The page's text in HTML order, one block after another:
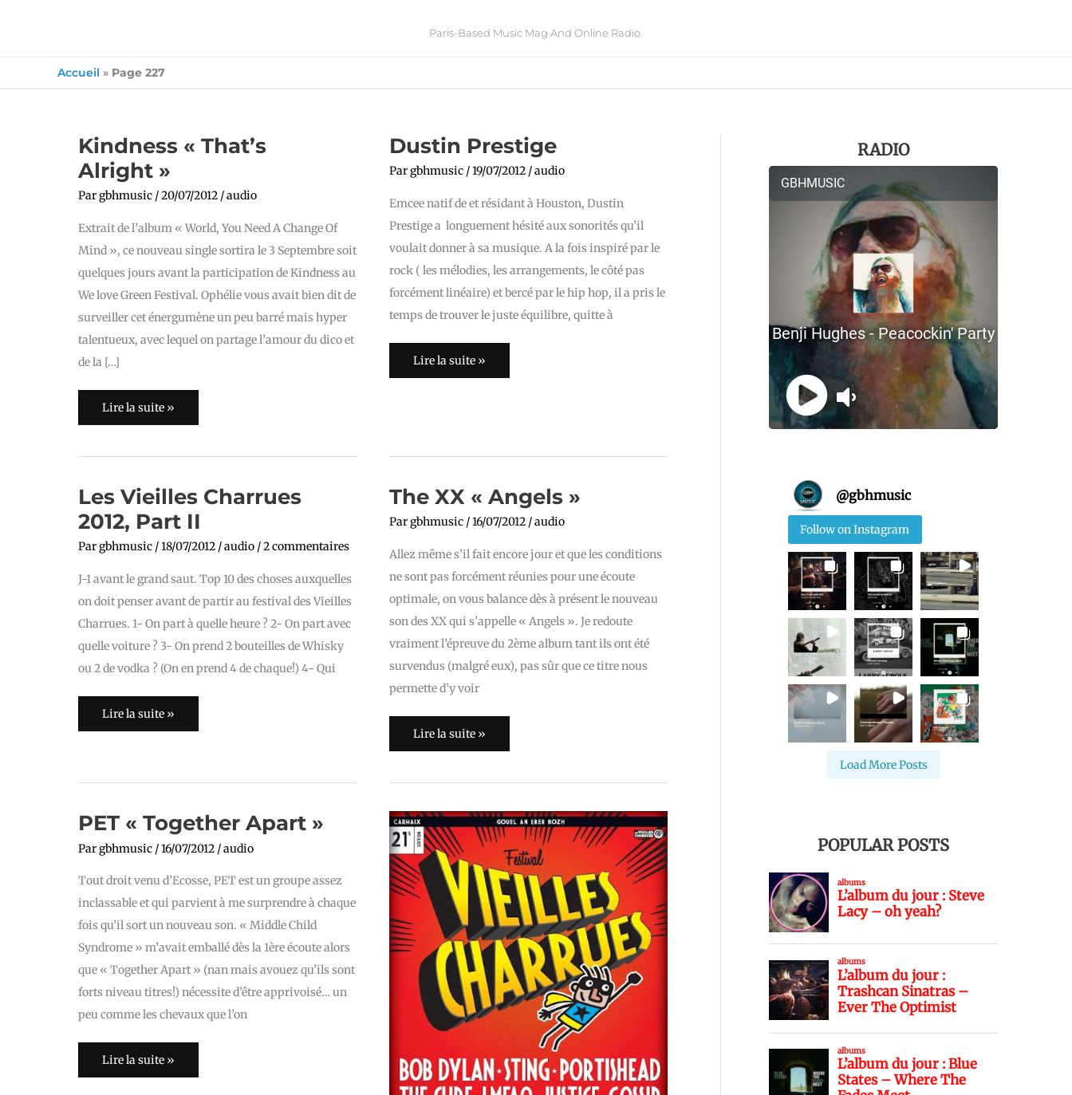
Paris-Based Music Mag And Online Radio.
Accueil » Page 227
Kindness « That’s
Alright »
Pargbhmusic /20/07/2012 /audio
Extrait de l’album « World, You Need A Change Of
Mind », ce nouveau single sortira le 3 Septembre soit
quelques jours avant la participation de Kindness au
We love Green Festival. Ophélie vous avait bien dit de
surveiller cet énergumène un peu barré mais hyper
talentueux, avec lequel on partage l’amour du dico et
de la […]
Kindness
« That’s
Alright »
Lire la suite »
Dustin Prestige
Pargbhmusic /19/07/2012/audio
Emcee natif de et résidant à Houston, Dustin
Prestige a longuement hésité aux sonorités qu’il
voulait donner à sa musique. A la fois inspiré par le
rock ( les mélodies, les arrangements, le côté pas
forcément linéaire) et bercé par le hip hop, il a pris le
temps de trouver le juste équilibre, quitte à
Dustin
Prestige
Lire la suite »
Les Vieilles Charrues
2012, Part II
Pargbhmusic /18/07/2012 /audio /2 commentaires
J-1 avant le grand saut. Top 10 des choses auxquelles
on doit penser avant de partir au festival des Vieilles
Charrues. 1- On part à quelle heure ? 2- On part avec
quelle voiture ? 3- On prend 2 bouteilles de Whisky
ou 2 de vodka ? (On en prend 4 de chaque!) 4- Qui
Les
Vieilles
Charrues
2012,
II
Lire la suite »
The XX « Angels »
Pargbhmusic /16/07/2012/audio
Allez même s’il fait encore jour et que les conditions
ne sont pas forcément réunies pour une écoute
optimale, on vous balance dès à présent le nouveau
son des XX qui s’appelle « Angels ». Je redoute
vraiment l’épreuve du 2ème album tant ils ont été
survendus (malgré eux), pas sûr que ce titre nous
permette d’y voir
The
XX
Lire la suite »
PET « Together Apart »
Pargbhmusic /16/07/2012 /audio
Tout droit venu d’Ecosse, PET est un groupe assez
inclassable et qui parvient à me surprendre à chaque
fois qu’il sort un nouveau son. « Middle Child
Syndrome » m’avait emballé dès la 1ère écoute alors
que « Together Apart » (nan mais avouez qu’ils sont
forts niveau titres!) nécessite d’être apprivoisé… un
peu comme les chevaux que l’on
PET
« Together
Lire la suite »
Les
Vieilles
Charrues
2012,
Part
I
RADIO
@gbhmusic
Follow on Instagram
Load More Posts
POPULAR POSTS